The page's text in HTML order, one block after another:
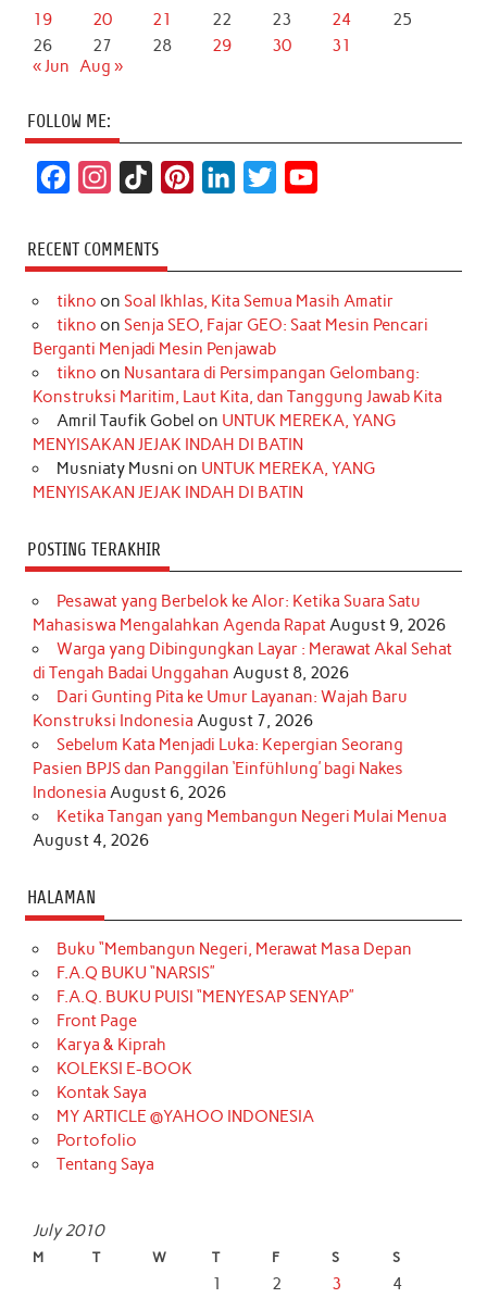
19
20 21 22 23 24
25
26
27 28 29 30
31
« Jun Aug »
FOLLOW ME:
c
e
b
o
k
s
t
a
r
a
m
k
T
o
k
t
e
r
e
s
t
k
e
d
I
n
t
t
r
T
u
e
RECENT COMMENTS
tikno on Soal Ikhlas, Kita Semua Masih Amatir
tikno on Senja SEO, Fajar GEO: Saat Mesin Pencari
Berganti Menjadi Mesin Penjawab
tikno on Nusantara di Persimpangan Gelombang:
Konstruksi Maritim, Laut Kita, dan Tanggung Jawab Kita
Amril Taufik Gobel on UNTUK MEREKA, YANG
MENYISAKAN JEJAK INDAH DI BATIN
Musniaty Musni on UNTUK MEREKA, YANG
MENYISAKAN JEJAK INDAH DI BATIN
POSTING TERAKHIR
Pesawat yang Berbelok ke Alor: Ketika Suara Satu
Mahasiswa Mengalahkan Agenda RapatAugust 9, 2026
Warga yang Dibingungkan Layar : Merawat Akal Sehat
di Tengah Badai Unggahan August 8, 2026
Dari Gunting Pita ke Umur Layanan: Wajah Baru
Konstruksi Indonesia August 7, 2026
Sebelum Kata Menjadi Luka: Kepergian Seorang
Pasien BPJS dan Panggilan ‘Einfühlung’ bagi Nakes
Indonesia August 6, 2026
Ketika Tangan yang Membangun Negeri Mulai Menua
August 4, 2026
HALAMAN
Buku “Membangun Negeri, Merawat Masa Depan
F.A.Q BUKU “NARSIS”
F.A.Q. BUKU PUISI “MENYESAP SENYAP”
Front Page
Karya & Kiprah
KOLEKSI E-BOOK
Kontak Saya
MY ARTICLE @YAHOO INDONESIA
Portofolio
Tentang Saya
July 2010
M T W T F S S
1 2 3 4